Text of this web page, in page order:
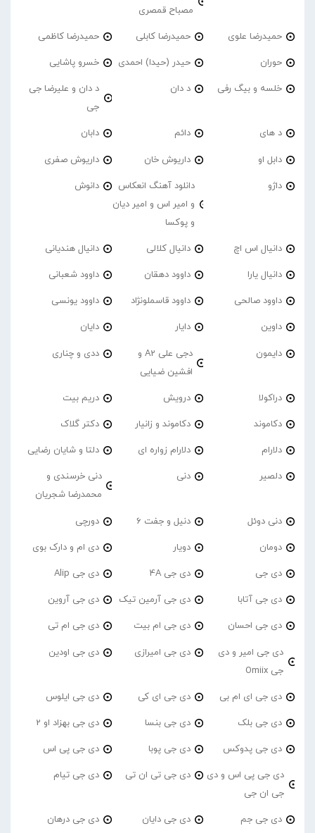
مصباح قمصری
حمیدرضا علوی حمیدرضا کابلی حمیدرضا کاظمی
حوران حیدر (حیدا) احمدی خسرو پاشایی
خلسه و بیگ رفی د دان
د دان و علیرضا جی
جی
د های دائم دابان
دابل او داریوش خان داریوش صفری
داژو
دانلود آهنگ انعکاس
و امیر اس و امیر دیان
و پوکسا
دانوش
دانیال اس اچ دانیال کلالی دانیال هندیانی
دانیال یارا داوود دهقان داوود شعبانی
داوود صالحی داوود قاسملونژاد داوود یونسی
داوین دایار دایان
دایمون
دجی علی A2 و
افشین ضیایی
ددی و چناری
دراکولا درویش دریم بیت
دکاموند دکاموند و زانیار دکتر گلاک
دلارام دلارام زواره ای دلتا و شایان رضایی
دلصیر دنی
دنی خرسندی و
محمدرضا شجریان
دنی دوئل دنیل و جفت 6 دورچی
دومان دویار دی ام و دارک بوی
دی جی دی جی 4A دی جی Alip
دی جی آتابا دی جی آرمین تیک دی جی آروین
دی جی احسان دی جی ام بیت دی جی ام تی
دی جی امیر و دی
جی Omiix
دی جی امیرازی دی جی اودین
دی جی ای ام بی دی جی ای کی دی جی ایلوس
دی جی بلک دی جی بنسا دی جی بهزاد او 2
دی جی پدوکس دی جی پوبا دی جی پی اس
دی جی پی اس و دی
جی ان جی
دی جی تی ان تی دی جی تیام
دی جی جم دی جی دایان دی جی درهان